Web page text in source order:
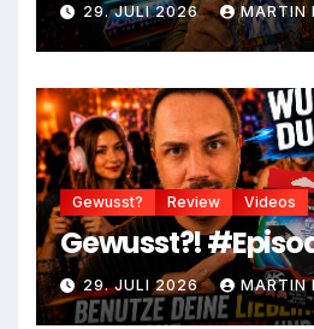
29. JULI 2026 MARTIN
Gewusst? Review Videos
Gewusst?!
29. JULI 2026 MARTIN